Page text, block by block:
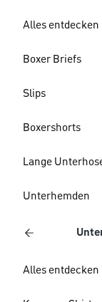
Alles entdecken
Boxer Briefs
Slips
Boxershorts
Lange
Unterhemden
Alles entdecken